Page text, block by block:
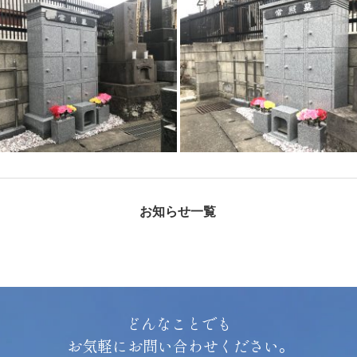
お知らせ一覧
どんなことでも
お気軽にお問い合わせください。